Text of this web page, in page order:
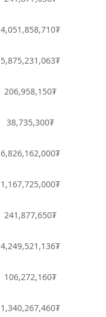
4,051,858,710₮
5,875,231,063₮
206,958,150₮
38,735,300₮
6,826,162,000₮
1,167,725,000₮
241,877,650₮
4,249,521,136₮
106,272,160₮
1,340,267,460₮